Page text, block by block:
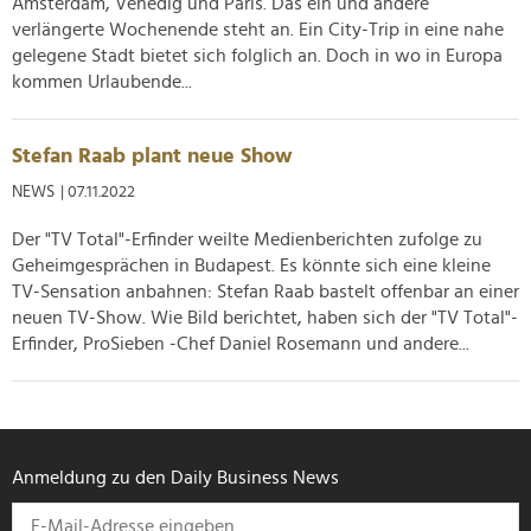
soziale Medien, Werbung und Analysen weiter. Unsere
Partner führen diese Informationen möglicherweise mit
weiteren Daten zusammen, die Sie ihnen bereitgestellt
verlängerte Wochenende steht an. Ein City-Trip in eine nahe
gelegene Stadt bietet sich folglich an. Doch in wo in Europa
kommen Urlaubende...
Stefan Raab plant neue Show
NEWS | 07.11.2022
Der "TV Total"-Erfinder weilte Medienberichten zufolge zu
Geheimgesprächen in Budapest. Es könnte sich eine kleine
TV-Sensation anbahnen: Stefan Raab bastelt offenbar an einer
neuen TV-Show. Wie Bild berichtet, haben sich der "TV Total"-
Erfinder, ProSieben -Chef Daniel Rosemann und andere...
Anmeldung zu den Daily Business News